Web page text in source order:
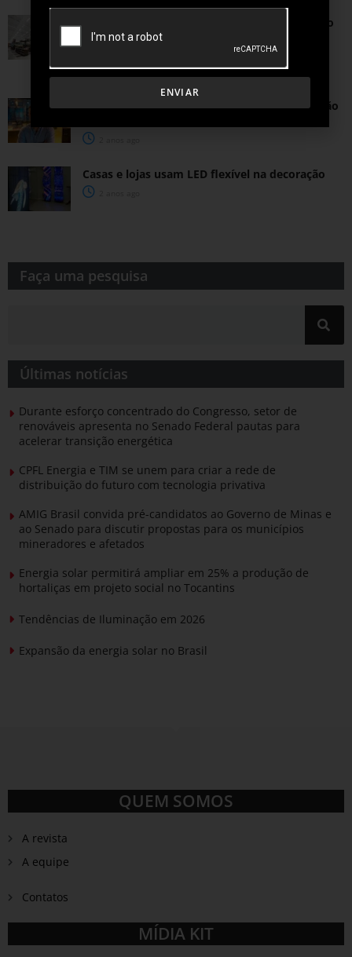
Consumo de eletricidade deve crescer 3,3% ao
ano no Brasil e pressiona indústria por mais
2 meses ago
Cristallux completa 10 anos e acelera expansão
Casas e lojas usam LED flexível na decoração
Faça uma pesquisa​​
Últimas notícias
Durante esforço concentrado do Congresso, setor de
renováveis apresenta no Senado Federal pautas para
acelerar transição energética
CPFL Energia e TIM se unem para criar a rede de
distribuição do futuro com tecnologia privativa
AMIG Brasil convida pré-candidatos ao Governo de Minas e
ao Senado para discutir propostas para os municípios
mineradores e afetados
Energia solar permitirá ampliar em 25% a produção de
hortaliças em projeto social no Tocantins
Tendências de Iluminação em 2026
Expansão da energia solar no Brasil
QUEM SOMOS
A revista
A equipe
Contatos
MÍDIA KIT
ENVIAR